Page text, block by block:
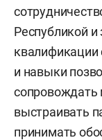
Республикой
квалификации
и навыки
выстраивать
принимать